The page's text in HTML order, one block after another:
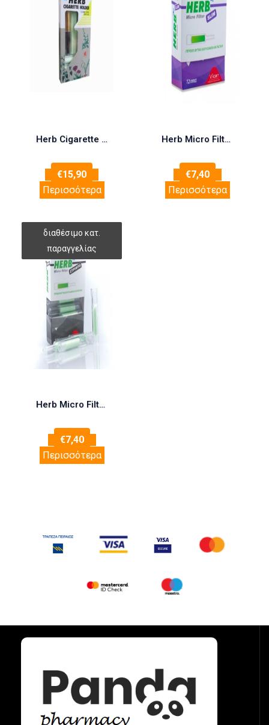
Herb Cigarette Holder + 12 Filters
€15,90
Περισσότερα
Herb Micro Filter Slim 12 τεμάχια
€7,40
Περισσότερα
Herb Micro Filter Για Στριφτό 12 τεμάχια
€7,40
Περισσότερα